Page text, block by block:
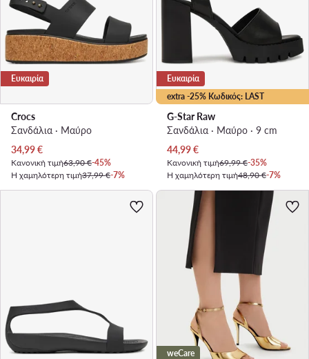
Ευκαιρία
Crocs
Σανδάλια · Μαύρο
Τρέχουσα τιμή
34,99€
Κανονική τιμή63,90 €-45%
Η χαμηλότερη τιμή37,99 €-7%
extra -25% Κωδικός: LAST
Ευκαιρία
G-Star Raw
Σανδάλια · Μαύρο · 9 cm
Τρέχουσα τιμή
44,99€
Κανονική τιμή69,99 €-35%
Η χαμηλότερη τιμή48,90 €-7%
weCare